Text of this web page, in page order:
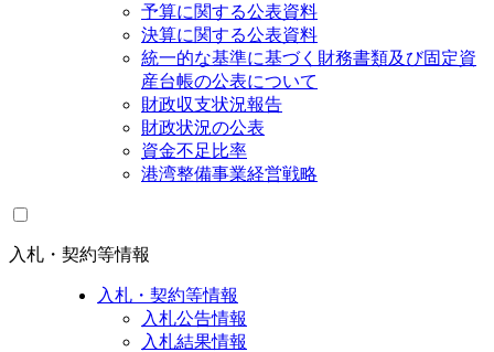
予算に関する公表資料
決算に関する公表資料
統一的な基準に基づく財務書類及び固定資
産台帳の公表について
財政収支状況報告
財政状況の公表
資金不足比率
港湾整備事業経営戦略
入札・契約等情報
入札・契約等情報
入札公告情報
入札結果情報